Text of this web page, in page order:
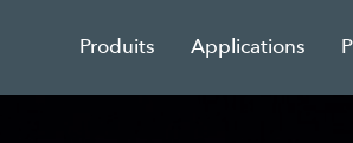
Produits Applications